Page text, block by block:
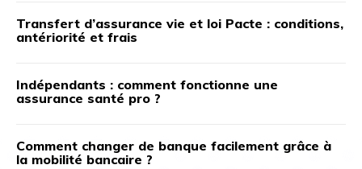
Transfert d’assurance vie et loi Pacte : conditions,
antériorité et frais
Indépendants : comment fonctionne une
assurance santé pro ?
Comment changer de banque facilement grâce à
la mobilité bancaire ?